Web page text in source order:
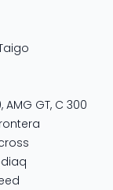
, AMG GT, C 300